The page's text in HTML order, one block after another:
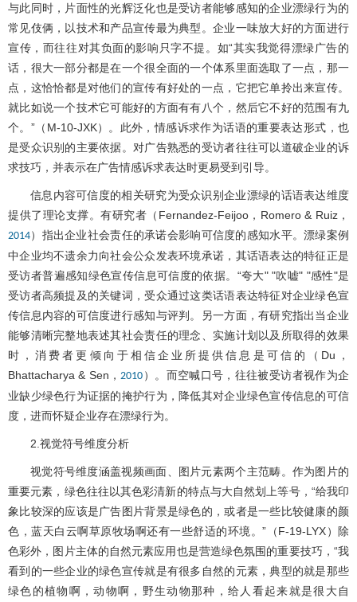
与此同时，片面性的光辉泛化也是受访者能够感知的企业漂绿行为的
常见伎俩，以技术和产品宣传最为典型。企业一味放大好的方面进行
宣传，而往往对其负面的影响只字不提。如“其实我觉得漂绿广告的
话，很大一部分都是在一个很全面的一个体系里面选取了一点，那一
点，这恰恰都是对他们的宣传有好处的一点，它把它单拎出来宣传。
就比如说一个技术它可能好的方面有有八个，然后它不好的范围有九
个。”（M-10-JXK）。此外，情感诉求作为话语的重要表达形式，也
是受众识别的主要依据。对广告熟悉的受访者往往可以道破企业的诉
求技巧，并表示在广告情感诉求表达时更易受到引导。
信息内容可信度的相关研究为受众识别企业漂绿的话语表达维度
提供了理论支撑。有研究者（Fernandez-Feijoo，Romero & Ruiz，
2014）指出企业社会责任的承诺会影响可信度的感知水平。漂绿案例
中企业均不遗余力向社会公众发表环境承诺，其话语表达的特征正是
受访者普遍感知绿色宣传信息可信度的依据。“夸大" "吹嘘" "感性"是
受访者高频提及的关键词，受众通过这类话语表达特征对企业绿色宣
传信息内容的可信度进行感知与评判。另一方面，有研究指出当企业
能够清晰完整地表述其社会责任的理念、实施计划以及所取得的效果
时，消费者更倾向于相信企业所提供信息是可信的（Du，
Bhattacharya & Sen， 2010 ）。而空喊口号，往往被受访者视作为企
业缺少绿色行为证据的掩护行为，降低其对企业绿色宣传信息的可信
度，进而怀疑企业存在漂绿行为。
2.视觉符号维度分析
视觉符号维度涵盖视频画面、图片元素两个主范畴。作为图片的
重要元素，绿色往往以其色彩清新的特点与大自然划上等号，“给我印
象比较深的应该是广告图片背景是绿色的，或者是一些比较健康的颜
色，蓝天白云啊草原牧场啊还有一些舒适的环境。”（F-19-LYX）除
色彩外，图片主体的自然元素应用也是营造绿色氛围的重要技巧，“我
看到的一些企业的绿色宣传就是有很多自然的元素，典型的就是那些
绿色的植物啊，动物啊，野生动物那种，给人看起来就是很大自